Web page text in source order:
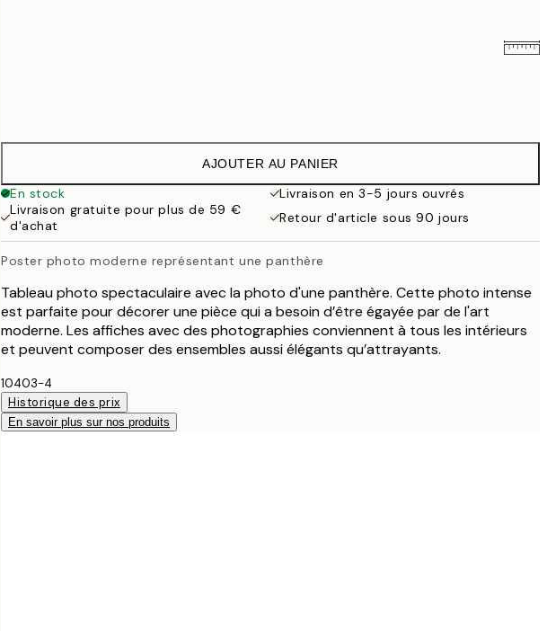
19,95 €
32,45 €
AJOUTER AU PANIER
En stock
Livraison en 3-5 jours ouvrés
Livraison gratuite pour plus de 59 €
d'achat
Retour d'article sous 90 jours
Poster photo moderne représentant une panthère
Tableau photo spectaculaire avec la photo d'une panthère. Cette photo intense
est parfaite pour décorer une pièce qui a besoin d’être égayée par de l'art
moderne. Les affiches avec des photographies conviennent à tous les intérieurs
et peuvent composer des ensembles aussi élégants qu’attrayants.
10403-4
Historique des prix
En savoir plus sur nos produits